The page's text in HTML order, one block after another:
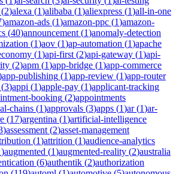
(2)alexa (1)alibaba (1)aliexpress (1)all-in-one
)amazon-ads (1)amazon-ppc (1)amazon-
(40)announcement (1)anomaly-detection
(1)aov (1)ap-automation (1)apache
(1)api-first (2)api-gateway (1)api-
(2)apm (1)app-bridge (1)app-commerce
app-publishing (1)app-review (1)app-router
(3)appi (1)apple-pay (1)applicant-tracking
booking (2)appointments
chains (1)approvals (3)apps (1)ar(1)ar-
(17)argentina (1)artificial-intelligence
)assessment (2)asset-management
(1)attrition (1)audience-analytics
)augmented (1)augmented-reality (2)australia
(6)authentik (2)authorization